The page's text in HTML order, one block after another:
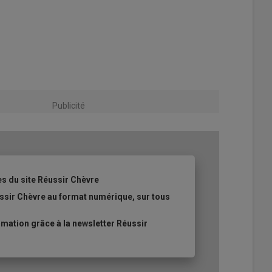
Publicité
du site Réussir Chèvre
Chèvre au format numérique, sur tous
grâce à la newsletter Réussir